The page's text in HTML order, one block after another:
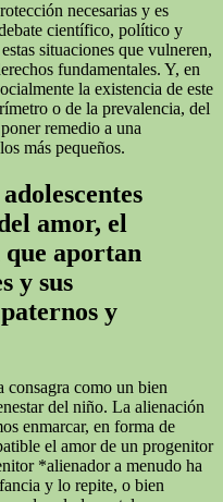
necesarias y es
científico, político y
situaciones que vulneren,
fundamentales. Y, en
la existencia de este
o de la prevalencia, del
remedio a una
más pequeños.
amor, el
aportan
y sus
y
consagra como un bien
del niño. La alienación
enmarcar, en forma de
el amor de un progenitor
*alienador a menudo ha
y lo repite, o bien